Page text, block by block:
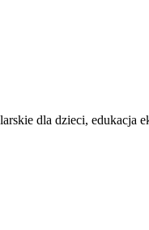
dla dzieci, edukacja